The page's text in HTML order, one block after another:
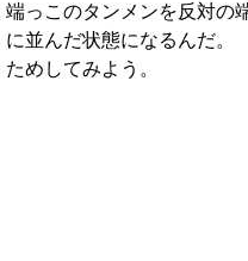
端っこのタンメンを反対の
に並んだ状態になるんだ。
ためしてみよう。